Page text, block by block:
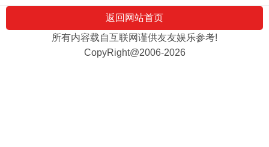
返回网站首页
所有内容载自互联网谨供友友娱乐参考!
CopyRight@2006-2026